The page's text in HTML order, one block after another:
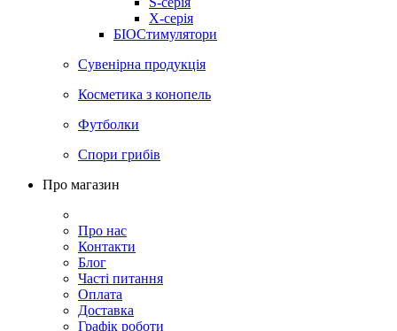
X-серія
БІОСтимулятори
Сувенірна продукція
Косметика з конопель
Футболки
Спори грибів
Про магазин
Про нас
Контакти
Блог
Часті питання
Оплата
Доставка
Графік роботи